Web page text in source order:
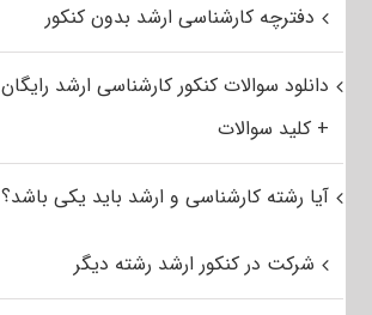
دفترچه کارشناسی ارشد بدون کنکور
دانلود سوالات کنکور کارشناسی ارشد رایگان
+ کلید سوالات
آیا رشته کارشناسی و ارشد باید یکی باشد؟
شرکت در کنکور ارشد رشته دیگر